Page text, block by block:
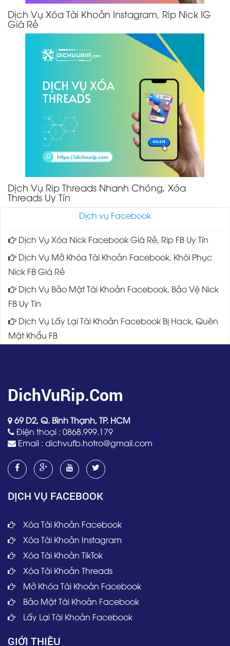
Dịch Vụ Xóa Tài Khoản Instagram, Rip Nick IG
Giá Rẻ
Dịch Vụ Rip Threads Nhanh Chóng, Xóa
Threads Uy Tín
Dịch vụ Facebook
Dịch Vụ Xóa Nick Facebook Giá Rẻ, Rip FB Uy Tín
Dịch Vụ Mở Khóa Tài Khoản Facebook, Khôi Phục
Nick FB Giá Rẻ
Dịch Vụ Bảo Mật Tài Khoản Facebook, Bảo Vệ Nick
FB Uy Tín
Dịch Vụ Lấy Lại Tài Khoản Facebook Bị Hack, Quên
Mật Khẩu FB
DichVuRip.Com
69 D2, Q. Bình Thạnh, TP. HCM
Điện thoại : 0868.999.179
Email : dichvufb.hotro@gmail.com
DỊCH VỤ FACEBOOK
Xóa Tài Khoản Facebook
Xóa Tài Khoản Instagram
Xóa Tài Khoản TikTok
Xóa Tài Khoản Threads
Mở Khóa Tài Khoản Facebook
Bảo Mật Tài Khoản Facebook
Lấy Lại Tài Khoản Facebook
GIỚI THIỆU